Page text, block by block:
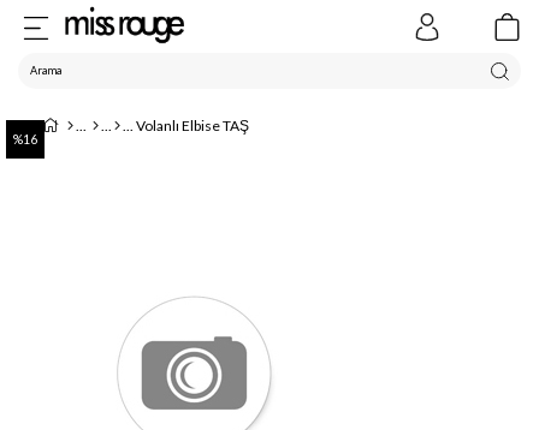
Volanlı Elbise TAŞ
16